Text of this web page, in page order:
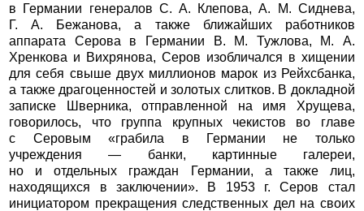
в Германии генералов С. А. Клепова, А. М. Сиднева,
Г. А. Бежанова, а также ближайших работников
аппарата Серова в Германии В. М. Тужлова, М. А.
Хренкова и Вихрянова, Серов изобличался в хищении
для себя свыше двух миллионов марок из Рейхсбанка,
а также драгоценностей и золотых слитков. В докладной
записке Шверника, отправленной на имя Хрущева,
говорилось, что группа крупных чекистов во главе
с Серовым «грабила в Германии не только
учреждения — банки, картинные галереи,
но и отдельных граждан Германии, а также лиц,
находящихся в заключении». В 1953 г. Серов стал
инициатором прекращения следственных дел на своих